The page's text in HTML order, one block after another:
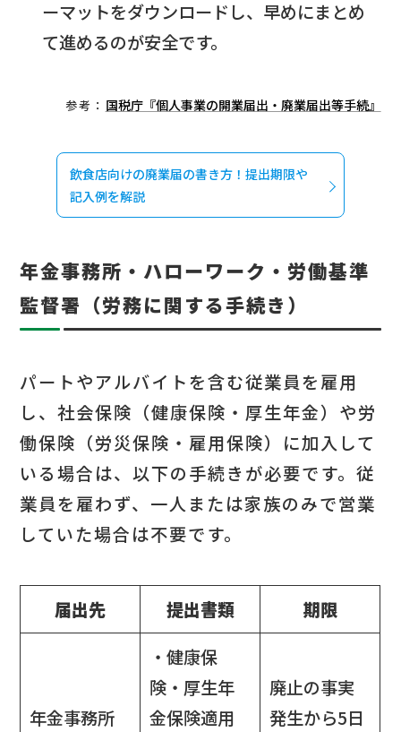
ーマットをダウンロードし、早めにまとめ
て進めるのが安全です。
参考： 国税庁『個人事業の開業届出・廃業届出等手続』
飲食店向けの廃業届の書き方！提出期限や
記入例を解説
年金事務所・ハローワーク・労働基準
監督署（労務に関する手続き）
パートやアルバイトを含む従業員を雇用
し、社会保険（健康保険・厚生年金）や労
働保険（労災保険・雇用保険）に加入して
いる場合は、以下の手続きが必要です。従
業員を雇わず、一人または家族のみで営業
していた場合は不要です。
届出先 提出書類 期限
年金事務所
・健康保
険・厚生年
金保険適用
廃止の事実
発生から5日